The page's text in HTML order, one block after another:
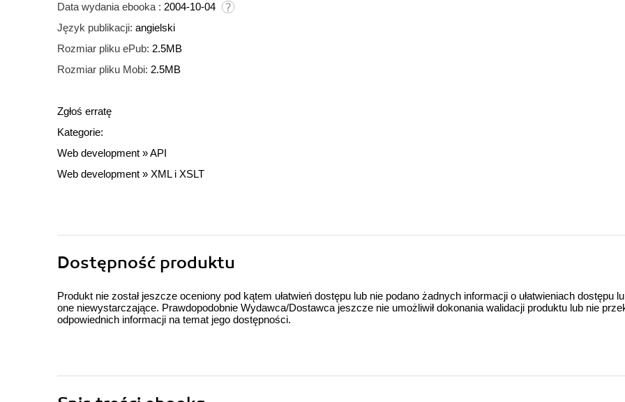
Data wydania ebooka : 2004-10-04
Język publikacji: angielski
Rozmiar pliku ePub: 2.5MB
Rozmiar pliku Mobi: 2.5MB
Zgłoś erratę
Kategorie:
Web development »API
Web development » XML i XSLT
Dostępność produktu
Produkt nie został jeszcze oceniony pod kątem ułatwień dostępu lub nie podano żadnych informacji o ułatwieniach dostępu
one niewystarczające. Prawdopodobnie Wydawca/Dostawca jeszcze nie umożliwił dokonania walidacji produktu lub nie
odpowiednich informacji na temat jego dostępności.